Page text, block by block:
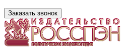
Заказать звонок